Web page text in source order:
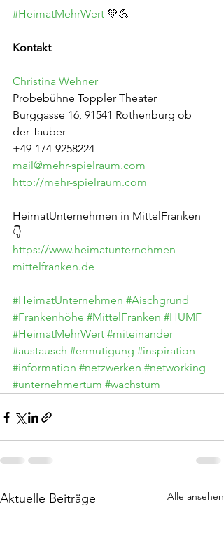
#HeimatMehrWert 💚💪
Kontakt
Christina Wehner
Probebühne Toppler Theater
Burggasse 16, 91541 Rothenburg ob
der Tauber
+49-174-9258224
mail@mehr-spielraum.com
http://mehr-spielraum.com
HeimatUnternehmen in MittelFranken
👇
https://www.heimatunternehmen-
mittelfranken.de
#HeimatUnternehmen #Aischgrund
#Frankenhöhe #MittelFranken #HUMF
#HeimatMehrWert #miteinander
#austausch #ermutigung #inspiration
#information #netzwerken #networking
#unternehmertum #wachstum
Aktuelle Beiträge Alle ansehen